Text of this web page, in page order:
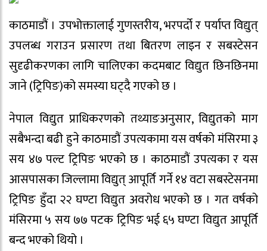
काठमाडौं । उपभोक्तालाई गुणस्तरीय, भरपर्दो र पर्याप्त विद्युत्
उपलब्ध गराउन प्रसारण तथा बितरण लाइन र सबस्टेसन
सुदृढीकरणका लागि चालिएका कदमबाट विद्युत छिनछिनमा
जाने (ट्रिपिङ)को समस्या घट्दै गएको छ ।
नेपाल विद्युत प्राधिकरणको तथ्याङअनुसार, विद्युतको माग
सबैभन्दा बढी हुने काठमाडौं उपत्यकामा यस वर्षको मंसिरमा ३
सय ४७ पल्ट ट्रिपिङ भएको छ । काठमाडौं उपत्यका र यस
आसपासका जिल्लामा विद्युत् आपूर्ति गर्ने १४ वटा सबस्टेसनमा
ट्रिपिङ हुँदा २२ घण्टा विद्युत अवरोध भएको छ । गत वर्षको
मंसिरमा ५ सय ७७ पटक ट्रिपिङ भई ६५ घण्टा विद्युत आपूर्ति
बन्द भएको थियो ।